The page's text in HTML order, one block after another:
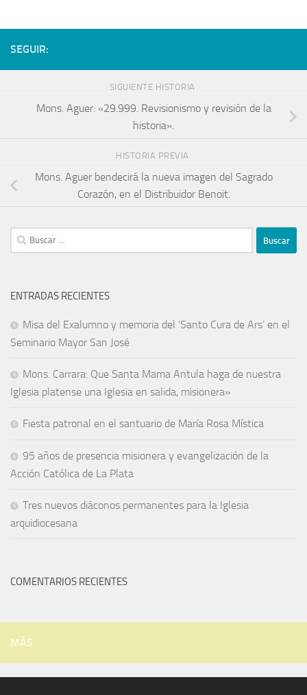
SEGUIR:
SIGUIENTE HISTORIA
Mons. Aguer: «29.999. Revisionismo y revisión de la
historia».
HISTORIA PREVIA
Mons. Aguer bendecirá la nueva imagen del Sagrado
Corazón, en el Distribuidor Benoit.
ENTRADAS RECIENTES
Misa del Exalumno y memoria del ‘Santo Cura de Ars’ en el
Seminario Mayor San José
Mons. Carrara: Que Santa Mama Antula haga de nuestra
Iglesia platense una Iglesia en salida, misionera»
Fiesta patronal en el santuario de María Rosa Mística
95 años de presencia misionera y evangelización de la
Acción Católica de La Plata
Tres nuevos diáconos permanentes para la Iglesia
arquidiocesana
COMENTARIOS RECIENTES
MÁS